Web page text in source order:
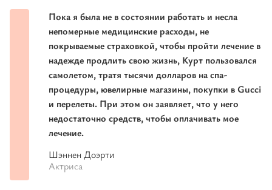
Пока я была не в состоянии работать и несла
непомерные медицинские расходы, не
покрываемые страховкой, чтобы пройти лечение в
надежде продлить свою жизнь, Курт пользовался
самолетом, тратя тысячи долларов на спа-
процедуры, ювелирные магазины, покупки в Gucci
и перелеты. При этом он заявляет, что у него
недостаточно средств, чтобы оплачивать мое
лечение.
Шэннен Доэрти
Актриса